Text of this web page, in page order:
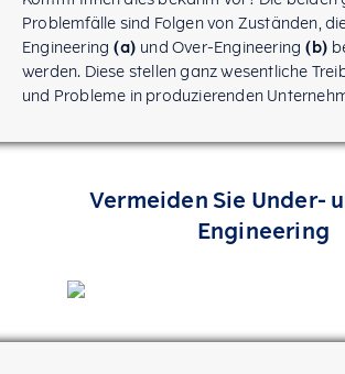
Problemfälle sind Folgen von Zuständen,
Engineering (a) und Over-Engineering (b)
werden. Diese stellen ganz wesentliche
und Probleme in produzierenden
Vermeiden Sie Under-
Engineering